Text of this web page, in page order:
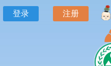
登录 注册